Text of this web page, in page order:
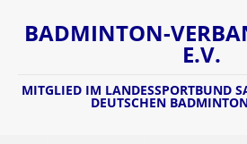
BADMINTON-
E.V.
MITGLIED IM LANDESSPORTBUND
DEUTSCHEN